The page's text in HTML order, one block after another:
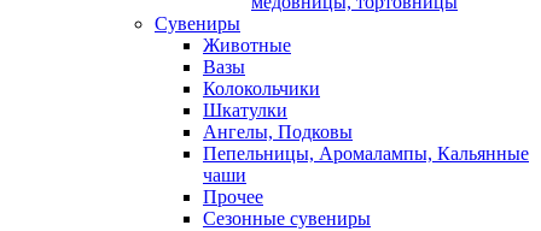
Сувениры
Животные
Вазы
Колокольчики
Шкатулки
Ангелы, Подковы
Пепельницы, Аромалампы, Кальянные
чаши
Прочее
Сезонные сувениры